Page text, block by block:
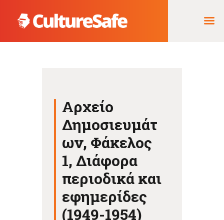
& ΈΡΓΑ
ΘΗΣΑΥΡΌΣ
ΤΕΚΜΗΡΊΩΝ
Αρχείο
Δημοσιευμάτ
ων, Φάκελος
1, Διάφορα
περιοδικά και
εφημερίδες
(1949-1954)